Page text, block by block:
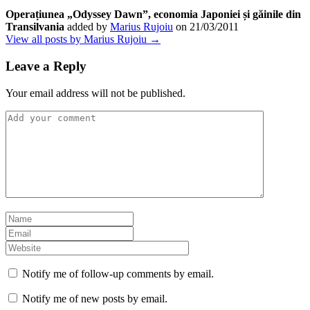
Operațiunea „Odyssey Dawn”, economia Japoniei și găinile din
Transilvania added by Marius Rujoiu on 21/03/2011
View all posts by Marius Rujoiu →
Leave a Reply
Your email address will not be published.
Notify me of follow-up comments by email.
Notify me of new posts by email.